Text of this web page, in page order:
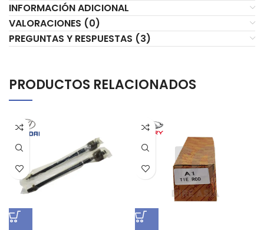
INFORMACIÓN ADICIONAL
VALORACIONES (0)
PREGUNTAS Y RESPUESTAS (3)
PRODUCTOS RELACIONADOS